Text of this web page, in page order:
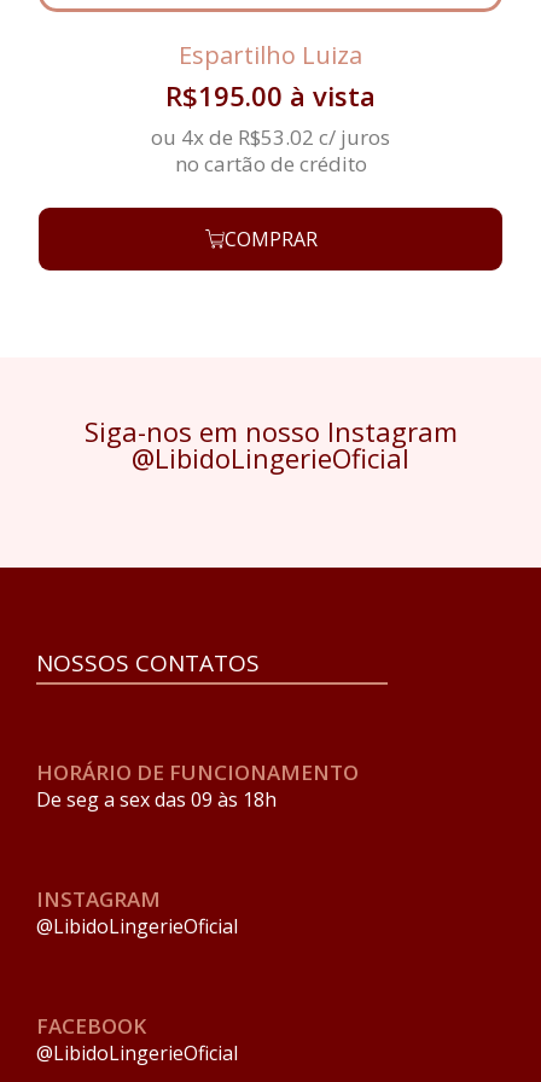
Espartilho Luiza
R$195.00 à vista
ou 4x de R$53.02 c/ juros
no cartão de crédito
COMPRAR
Siga-nos em nosso Instagram
@LibidoLingerieOficial
NOSSOS CONTATOS
HORÁRIO DE FUNCIONAMENTO
De seg a sex das 09 às 18h
INSTAGRAM
@LibidoLingerieOficial
FACEBOOK
@LibidoLingerieOficial